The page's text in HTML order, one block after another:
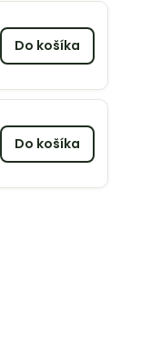
Do košíka
Do košíka